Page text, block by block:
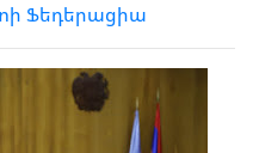
Ֆեդերացիա